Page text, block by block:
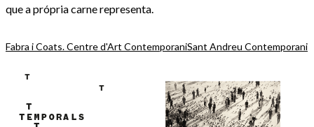
que a própria carne representa.
Fabra i Coats. Centre d'Art ContemporaniSant Andreu Contemporani